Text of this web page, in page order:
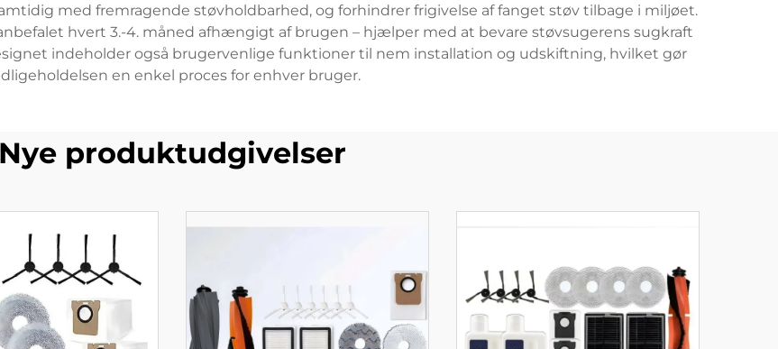
med fremragende støvholdbarhed, og forhindrer frigivelse af fanget støv tilbage i miljøet.
hvert 3.-4. måned afhængigt af brugen – hjælper med at bevare støvsugerens sugkraft
indeholder også brugervenlige funktioner til nem installation og udskiftning, hvilket gør
en enkel proces for enhver bruger.
Nye produktudgivelser